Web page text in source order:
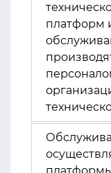
платформ